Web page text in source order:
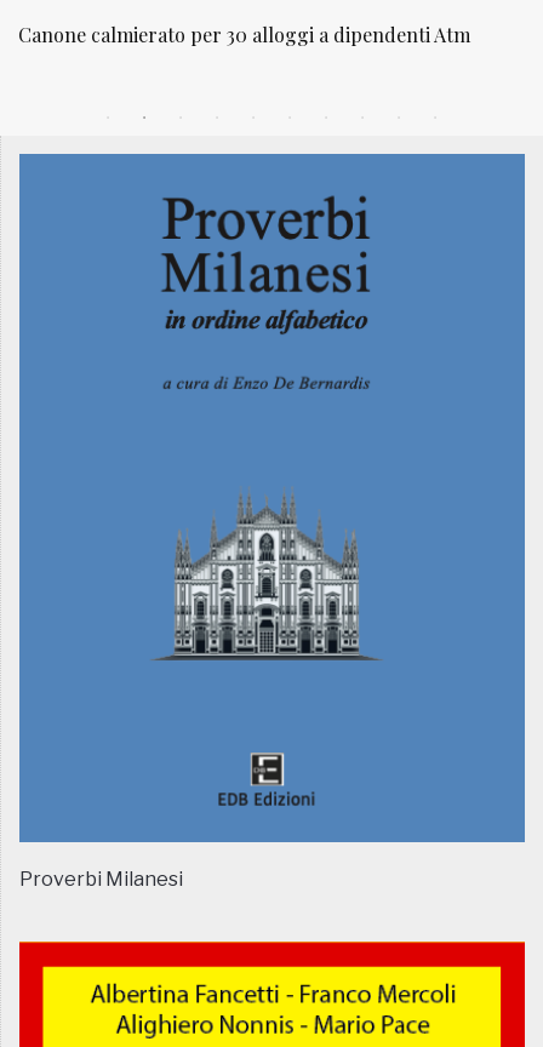
per 30 alloggi a dipendenti Atm NATUROPATIA IN
Proverbi Milanesi